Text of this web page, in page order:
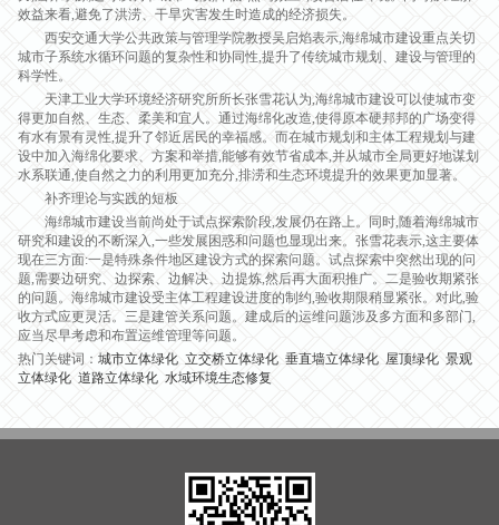
效益来看,避免了洪涝、干旱灾害发生时造成的经济损失。
西安交通大学公共政策与管理学院教授吴启焰表示,海绵城市建设重点关切
城市子系统水循环问题的复杂性和协同性,提升了传统城市规划、建设与管理的
科学性。
天津工业大学环境经济研究所所长张雪花认为,海绵城市建设可以使城市变
得更加自然、生态、柔美和宜人。通过海绵化改造,使得原本硬邦邦的广场变得
有水有景有灵性,提升了邻近居民的幸福感。而在城市规划和主体工程规划与建
设中加入海绵化要求、方案和举措,能够有效节省成本,并从城市全局更好地谋划
水系联通,使自然之力的利用更加充分,排涝和生态环境提升的效果更加显著。
补齐理论与实践的短板
海绵城市建设当前尚处于试点探索阶段,发展仍在路上。同时,随着海绵城市
研究和建设的不断深入,一些发展困惑和问题也显现出来。张雪花表示,这主要体
现在三方面:一是特殊条件地区建设方式的探索问题。试点探索中突然出现的问
题,需要边研究、边探索、边解决、边提炼,然后再大面积推广。二是验收期紧张
的问题。海绵城市建设受主体工程建设进度的制约,验收期限稍显紧张。对此,验
收方式应更灵活。三是建管关系问题。建成后的运维问题涉及多方面和多部门,
应当尽早考虑和布置运维管理等问题。
热门关键词： 城市立体绿化 立交桥立体绿化 垂直墙立体绿化 屋顶绿化 景观
立体绿化 道路立体绿化 水域环境生态修复